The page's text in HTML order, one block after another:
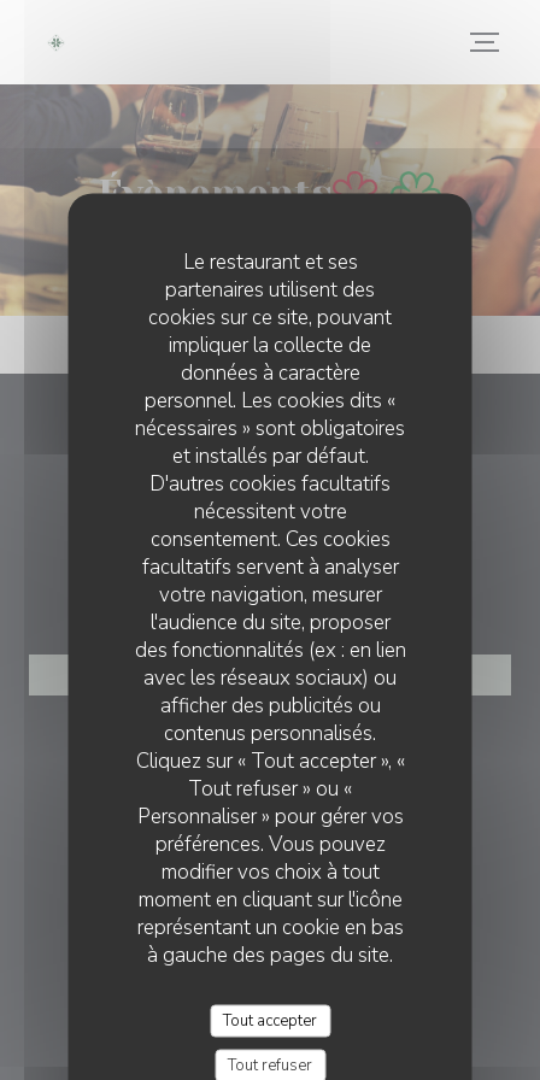
Le restaurant et ses
partenaires utilisent des
cookies sur ce site, pouvant
impliquer la collecte de
données à caractère
personnel. Les cookies dits «
nécessaires » sont obligatoires
et installés par défaut.
D'autres cookies facultatifs
nécessitent votre
consentement. Ces cookies
facultatifs servent à analyser
votre navigation, mesurer
l'audience du site, proposer
des fonctionnalités (ex : en lien
avec les réseaux sociaux) ou
afficher des publicités ou
contenus personnalisés.
Cliquez sur « Tout accepter », «
Tout refuser » ou «
Personnaliser » pour gérer vos
préférences. Vous pouvez
modifier vos choix à tout
moment en cliquant sur l'icône
représentant un cookie en bas
à gauche des pages du site.
Tout accepter
Tout refuser
Évènements
Maltacina
443 Rte du 45ème Parallèle 38119 Saint-Théoffrey
04 76 30 34 45
RÉSERVATION
RÉSERVER
NOUS SUIVRE
Facebook ((ouvre une nouvelle
Instagram ((ouvre une
NEWSLETTER
DISTINCTIONS